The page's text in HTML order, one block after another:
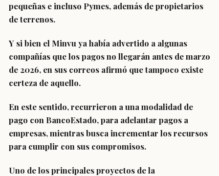
pequeñas e incluso Pymes, además de propietarios
de terrenos.
Y si bien el Minvu ya había advertido a algunas
compañías que los pagos no llegarán antes demarzo
de 2026, en sus correos afirmó quetampoco existe
certeza de aquello.
En este sentido, recurrieron a una modalidad de
pago con BancoEstado, para adelantar pagos a
empresas, mientras busca incrementar los recursos
para cumplir con sus compromisos.
Uno de los principales proyectos de la